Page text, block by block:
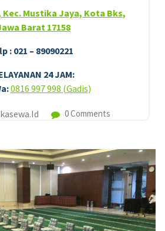
Mustika Jaya, Kota Bks,
Barat 17158
: 021 – 89090221
24 JAM:
0816 997 998 (Gadis)
0 Comments